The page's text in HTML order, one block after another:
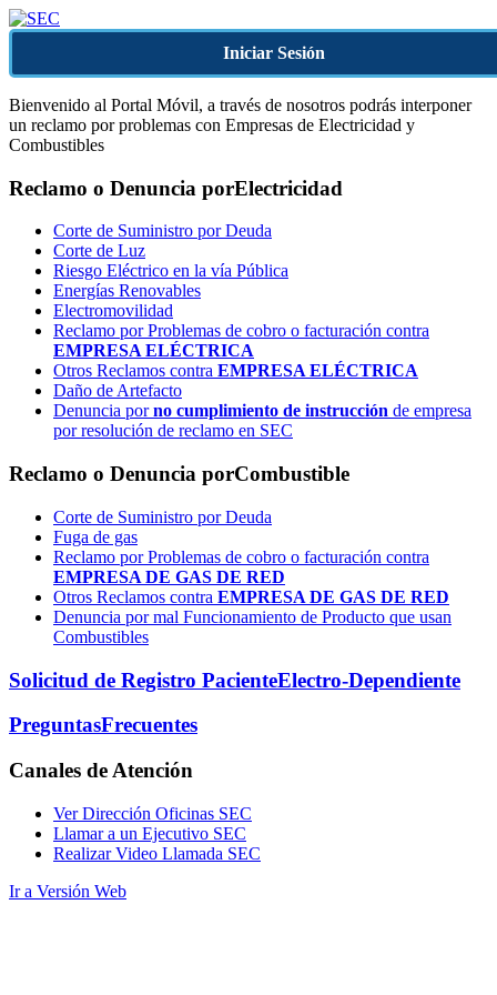
Iniciar Sesión
Bienvenido al Portal Móvil, a través de nosotros podrás interponer
un reclamo por problemas con Empresas de Electricidad y
Combustibles
Reclamo o Denuncia porElectricidad
Corte de Suministro por Deuda
Corte de Luz
Riesgo Eléctrico en la vía Pública
Energías Renovables
Electromovilidad
Reclamo por Problemas de cobro o facturación contra
EMPRESA ELÉCTRICA
Otros Reclamos contra EMPRESA ELÉCTRICA
Daño de Artefacto
Denuncia porno cumplimiento de instrucción de empresa
por resolución de reclamo en SEC
Reclamo o Denuncia porCombustible
Corte de Suministro por Deuda
Fuga de gas
Reclamo por Problemas de cobro o facturación contra
EMPRESA DE GAS DE RED
Otros Reclamos contra EMPRESA DE GAS DE RED
Denuncia por mal Funcionamiento de Producto que usan
Combustibles
Solicitud de Registro PacienteElectro-Dependiente
PreguntasFrecuentes
Canales de Atención
Ver Dirección Oficinas SEC
Llamar a un Ejecutivo SEC
Realizar Video Llamada SEC
Ir a Versión Web